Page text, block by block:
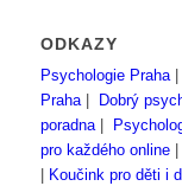
ODKAZY
Psychologie Praha|
Praha| Dobrý
poradna|
pro každého online|
Koučink pro děti i